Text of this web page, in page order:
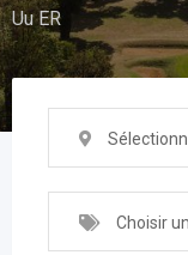
Uu ER
Choisir